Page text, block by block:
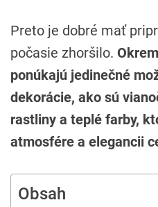
Preto je dobré mať
počasie zhoršilo.
ponúkajú jedinečné
dekorácie, ako sú
rastliny a teplé farby,
atmosfére a elegancii
Obsah